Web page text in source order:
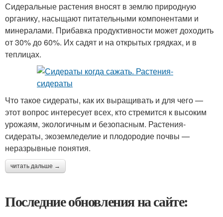
Сидеральные растения вносят в землю природную
органику, насыщают питательными компонентами и
минералами. Прибавка продуктивности может доходить
от 30% до 60%. Их садят и на открытых грядках, и в
теплицах.
Что такое сидераты, как их выращивать и для чего —
этот вопрос интересует всех, кто стремится к высоким
урожаям, экологичным и безопасным. Растения-
сидераты, экоземледелие и плодородие почвы —
неразрывные понятия.
читать дальше →
Последние обновления на сайте: